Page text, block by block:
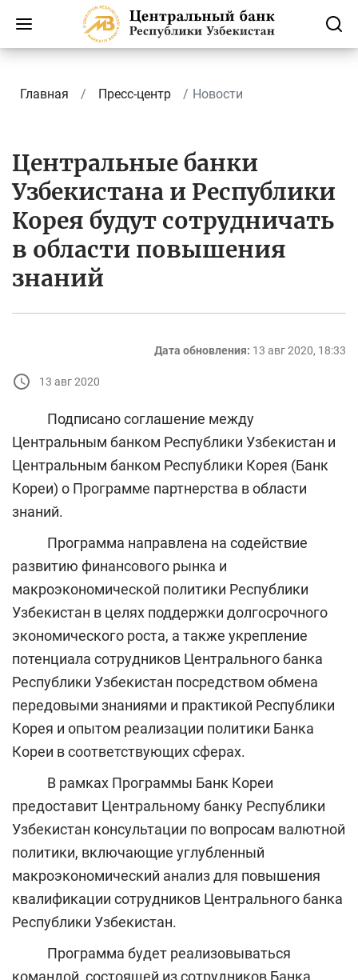
Главная Пресс-центр Новости
Центральные банки
Узбекистана и Республики
Корея будут сотрудничать
в области повышения
знаний
Дата обновления: 13 авг 2020, 18:33
13 авг 2020
Подписано соглашение между
Центральным банком Республики Узбекистан и
Центральным банком Республики Корея (Банк
Кореи) о Программе партнерства в области
знаний.
Программа направлена на содействие
развитию финансового рынка и
макроэкономической политики Республики
Узбекистан в целях поддержки долгосрочного
экономического роста, а также укрепление
потенциала сотрудников Центрального банка
Республики Узбекистан посредством обмена
передовыми знаниями и практикой Республики
Корея и опытом реализации политики Банка
Кореи в соответствующих сферах.
В рамках Программы Банк Кореи
предоставит Центральному банку Республики
Узбекистан консультации по вопросам валютной
политики, включающие углубленный
макроэкономический анализ для повышения
квалификации сотрудников Центрального банка
Республики Узбекистан.
Программа будет реализовываться